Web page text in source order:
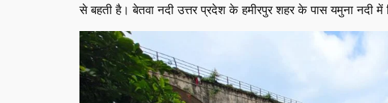
से बहती है। बेतवा नदी उत्तर प्रदेश के हमीरपुर शहर के पास यमुना नदी में